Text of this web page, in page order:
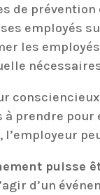
de
employés
les
prendre
puisse
d’un